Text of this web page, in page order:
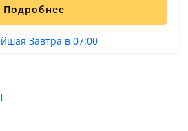
Подробнее
Завтра в 07:00